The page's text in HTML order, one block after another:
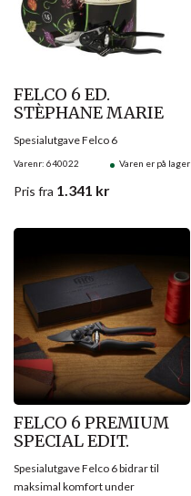
FELCO 6 ED.
STÈPHANE MARIE
Varenr: 640022 Varen er på lager
Spesialutgave Felco 6
Pris fra 1.341 kr
FELCO 6 PREMIUM
SPECIAL EDIT.
Spesialutgave Felco 6 bidrar til
maksimal komfort under